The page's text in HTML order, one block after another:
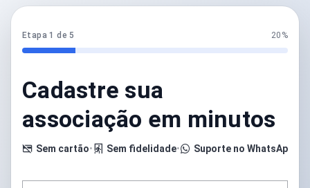
Etapa 1 de 5 20%
Cadastre sua
associação em minutos
Sem cartão• Sem fidelidade• Suporte no WhatsApp